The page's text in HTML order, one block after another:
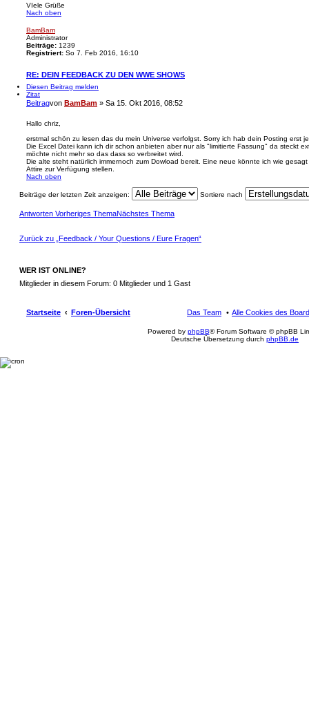
VIele Grüße
Nach oben
BamBam
Administrator
Beiträge: 1239
Registriert: So 7. Feb 2016, 16:10
RE: DEIN FEEDBACK ZU DEN WWE SHOWS
Diesen Beitrag melden
Zitat
Beitragvon BamBam » Sa 15. Okt 2016, 08:52
Hallo chriz,
erstmal schön zu lesen das du mein Universe verfolgst. Sorry ich hab dein Posting erst
Die Excel Datei kann ich dir schon anbieten aber nur als "limitierte Fassung" da steckt
möchte nicht mehr so das dass so verbreitet wird.
Die alte steht natürlich immernoch zum Dowload bereit. Eine neue könnte ich wie
Attire zur Verfügung stellen.
Nach oben
Beiträge der letzten Zeit anzeigen: Sortiere nach
Antworten Vorheriges ThemaNächstes Thema
Zurück zu „Feedback / Your Questions / Eure Fragen“
WER IST ONLINE?
Mitglieder in diesem Forum: 0 Mitglieder und 1 Gast
Startseite Foren-Übersicht Alle Cookies des
Das Team
Powered by phpBB® Forum Software © phpBB
Deutsche Übersetzung durch phpBB.de